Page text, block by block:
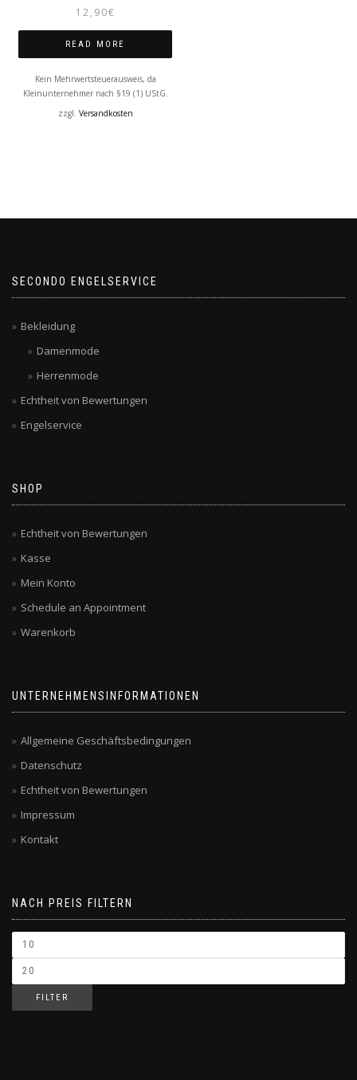
12,90€
READ MORE
Kein Mehrwertsteuerausweis, da
Kleinunternehmer nach §19 (1) UStG.
zzgl. Versandkosten
SECONDO ENGELSERVICE
Bekleidung
Damenmode
Herrenmode
Echtheit von Bewertungen
Engelservice
SHOP
Echtheit von Bewertungen
Kasse
Mein Konto
Schedule an Appointment
Warenkorb
UNTERNEHMENSINFORMATIONEN
Allgemeine Geschäftsbedingungen
Datenschutz
Echtheit von Bewertungen
Impressum
Kontakt
NACH PREIS FILTERN
FILTER